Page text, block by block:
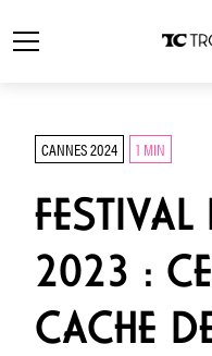
CANNES 2024 1 MIN
2023 :
CACHE